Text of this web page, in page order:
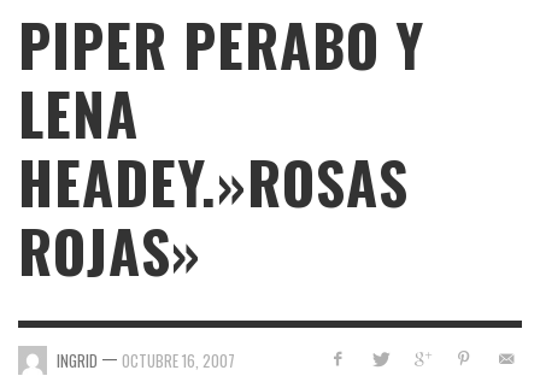
PIPER PERABO Y
LENA
HEADEY.»ROSAS
ROJAS»
INGRID — OCTUBRE 16, 2007